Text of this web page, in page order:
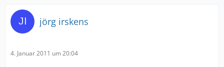
jörg irskens
4. Januar 2011 um 20:04